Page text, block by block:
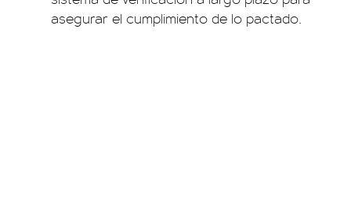
asegurar el cumplimiento de lo pactado.